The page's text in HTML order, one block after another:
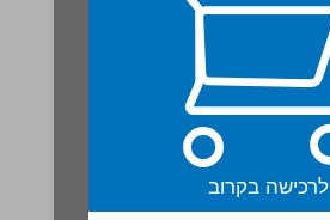
לרכישה בקרוב